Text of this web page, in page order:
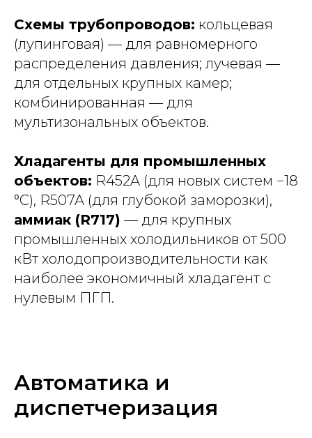
Схемы трубопроводов: кольцевая
(лупинговая) — для равномерного
распределения давления; лучевая —
для отдельных крупных камер;
комбинированная — для
мультизональных объектов.
Хладагенты для промышленных
объектов: R452A (для новых систем −18
°С), R507A (для глубокой заморозки),
аммиак (R717) — для крупных
промышленных холодильников от 500
кВт холодопроизводительности как
наиболее экономичный хладагент с
нулевым ПГП.
Автоматика и
диспетчеризация